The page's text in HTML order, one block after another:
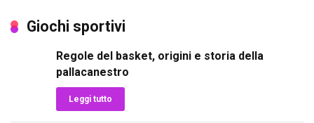
Giochi sportivi
Regole del basket, origini e storia della
pallacanestro
Leggi tutto